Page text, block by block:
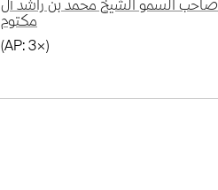
صاحب السمو الشيخ محمد بن راشد آل
مكتوم
(AP: 3×)